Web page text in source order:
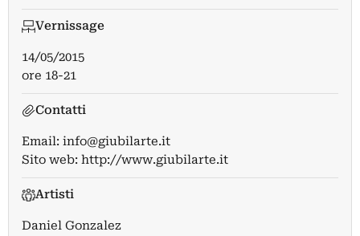
Vernissage
14/05/2015
ore 18-21
Contatti
Email: info@giubilarte.it
Sito web: http://www.giubilarte.it
Artisti
Daniel Gonzalez